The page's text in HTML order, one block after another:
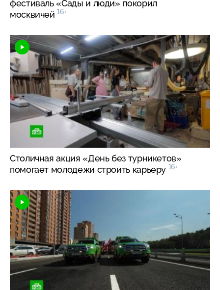
фестиваль «Сады и люди» покорил
москвичей 16+
Столичная акция «День без турникетов»
помогает молодежи строить карьеру 16+